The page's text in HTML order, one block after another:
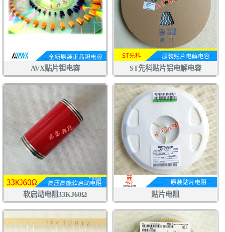
AVX贴片钽电容 ST先科贴片铝电解电容
软启动电阻33KJ60Ω 贴片电阻